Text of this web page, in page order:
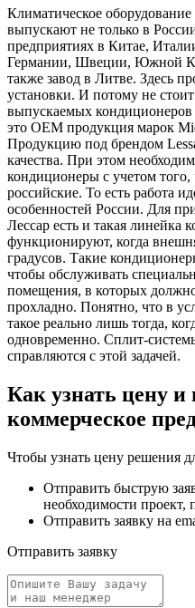
Климатическое оборудование
выпускают не только в
предприятиях в Китае,
Германии, Швеции, Южной
также завод в Литве. Здесь
установки. И потому не
выпускаемых
это OEM продукция марок
Продукцию под брендом
качества. При этом
кондиционеры с учетом того,
российские. То есть работа
особенностей России. Для
Лессар есть и такая линейка
функционируют, когда
градусов. Такие
чтобы обслуживать
помещения, в которых
прохладно. Понятно, что в
такое реально лишь тогда,
одновременно. Сплит-
справляются с этой задачей.
Как узнать цену и
коммерческое
Чтобы узнать цену решения
Отправить быструю
необходимости проект,
Отправить заявку на
Отправить заявку